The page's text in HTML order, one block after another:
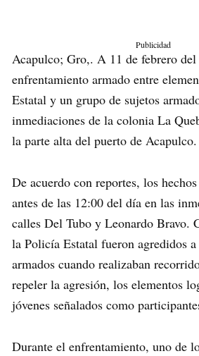
Publicidad
Acapulco; Gro,. A 11 de febrero
enfrentamiento armado entre
Estatal y un grupo de sujetos
inmediaciones de la colonia La
la parte alta del puerto de Acapulco.
De acuerdo con reportes, los
antes de las 12:00 del día en las
calles Del Tubo y Leonardo Bravo.
la Policía Estatal fueron agredidos
armados cuando realizaban
repeler la agresión, los elementos
jóvenes señalados como
Durante el enfrentamiento, uno de